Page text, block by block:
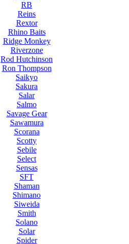
RB
Reins
Rextor
Rhino Baits
Ridge Monkey
Riverzone
Rod Hutchinson
Ron Thompson
Saikyo
Sakura
Salar
Salmo
Savage Gear
Sawamura
Scorana
Scotty
Sebile
Select
Sensas
SFT
Shaman
Shimano
Siweida
Smith
Solano
Solar
Spider